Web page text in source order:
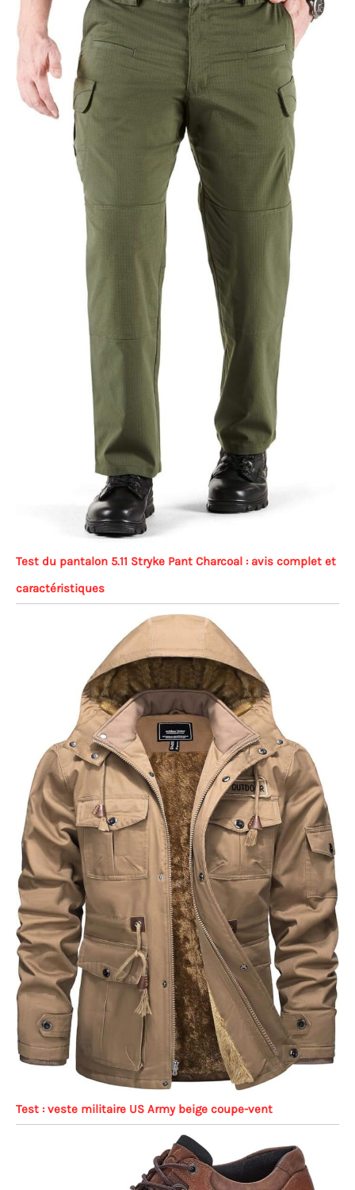
Test du pantalon 5.11 Stryke Pant Charcoal : avis complet et
caractéristiques
Test : veste militaire US Army beige coupe-vent